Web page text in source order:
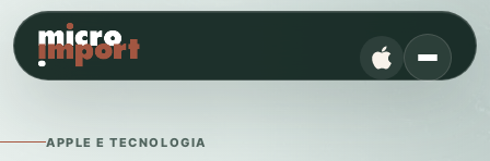
APPLE E TECNOLOGIA